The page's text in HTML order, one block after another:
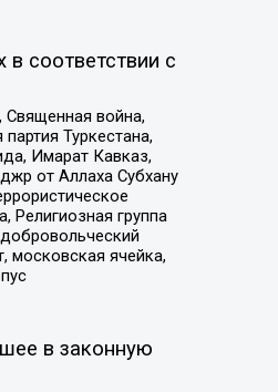
соответствии с
война,
Туркестана,
Имарат Кавказ,
от Аллаха Субхану
группа
московская ячейка,
в законную